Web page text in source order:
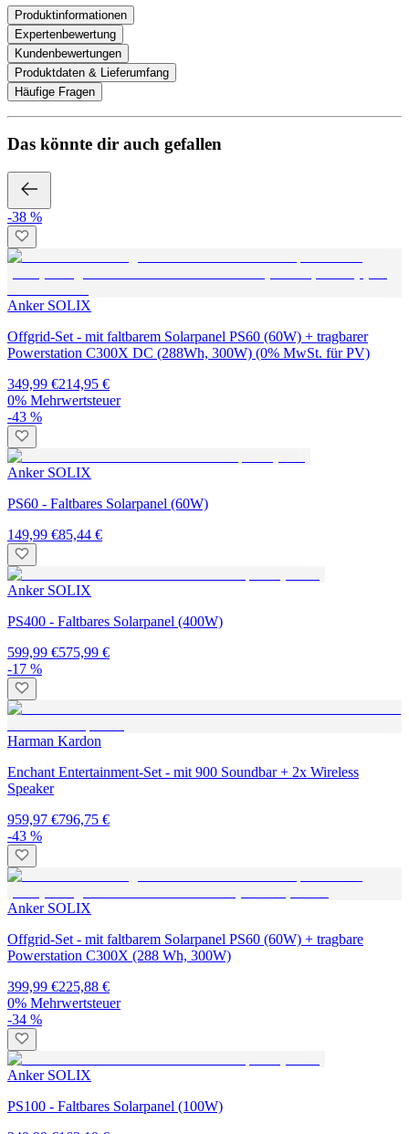
Produktinformationen
Expertenbewertung
Kundenbewertungen
Produktdaten & Lieferumfang
Häufige Fragen
Das könnte dir auch gefallen
-38 %
Anker SOLIX
Offgrid-Set - mit faltbarem Solarpanel PS60 (60W) + tragbarer
Powerstation C300X DC (288Wh, 300W) (0% MwSt. für PV)
349,99 €214,95 €
0% Mehrwertsteuer
-43 %
Anker SOLIX
PS60 - Faltbares Solarpanel (60W)
149,99 €85,44 €
Anker SOLIX
PS400 - Faltbares Solarpanel (400W)
599,99 €575,99 €
-17 %
Harman Kardon
Enchant Entertainment-Set - mit 900 Soundbar + 2x Wireless
Speaker
959,97 €796,75 €
-43 %
Anker SOLIX
Offgrid-Set - mit faltbarem Solarpanel PS60 (60W) + tragbare
Powerstation C300X (288 Wh, 300W)
399,99 €225,88 €
0% Mehrwertsteuer
-34 %
Anker SOLIX
PS100 - Faltbares Solarpanel (100W)